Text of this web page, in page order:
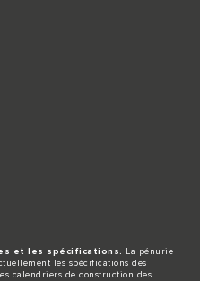
et les spécifications.
La pénurie
les spécifications des
calendriers de construction des